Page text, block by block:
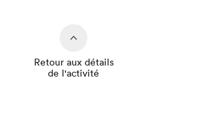
Retour aux détails
de l'activité